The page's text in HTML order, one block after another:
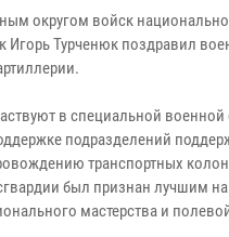
округом войск
Игорь Турченюк поздравил
в специальной
подразделений
транспортных
был признан лучшим
мастерства и